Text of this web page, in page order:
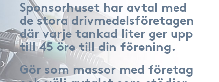
Sponsorhuset har avtal med
de stora drivmedelsföretagen
där varje tankad liter ger upp
till 45 öre till din förening.
Gör som massor med företag